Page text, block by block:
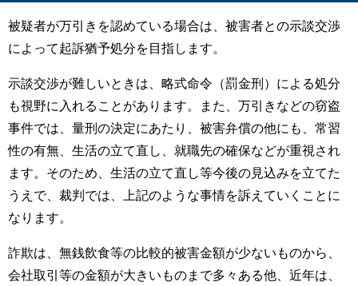
被疑者が万引きを認めている場合は、被害者との示談交渉
によって起訴猶予処分を目指します。
示談交渉が難しいときは、略式命令（罰金刑）による処分
も視野に入れることがあります。また、万引きなどの窃盗
事件では、量刑の決定にあたり、被害弁償の他にも、常習
性の有無、生活の立て直し、就職先の確保などが重視され
ます。そのため、生活の立て直し等今後の見込みを立てた
うえで、裁判では、上記のような事情を訴えていくことに
なります。
詐欺は、無銭飲食等の比較的被害金額が少ないものから、
会社取引等の金額が大きいものまで多々ある他、近年は、